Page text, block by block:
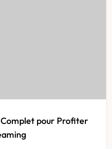
Complet pour Profiter